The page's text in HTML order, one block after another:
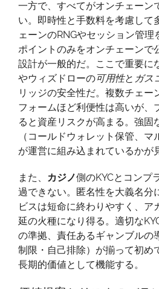
一方で、すべてがオンチェーン
い。即時性と手数料を考慮して
ェーンのRNGやセッション管
ポイントのみをオンチェーンで
設計が一般的だ。ここで重要に
やウィズドローの可用性と ガス
リッジの安全性だ。複数チェー
フォームほど利便性は高いが、
ると資産リスクが高まる。強固
（コールドウォレット保管、マ
が運営に組み込まれているかが
また、 カジノ側のKYCとコンプ
過できない。匿名性を大義名分
ビスは短命に終わりやすく、ア
延の火種になり得る。適切な
の準拠、責任あるギャンブルの
制限・自己排除）が揃って初め
長期的価値として機能する。